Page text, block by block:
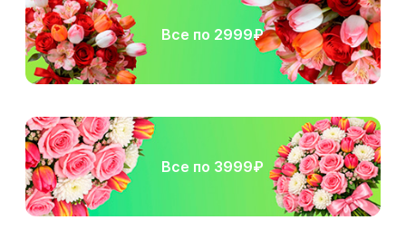
Все по 2999₽
Все по 3999₽